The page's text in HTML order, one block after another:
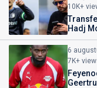
10K+
Hadj
6
7K+